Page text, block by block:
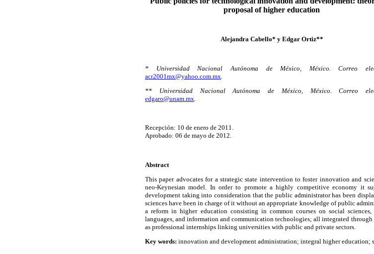
proposal of higher education
Alejandra Cabello* y Edgar Ortiz**
* Universidad Nacional Autónoma de México, México. Correo
acr2001mx@yahoo.com.mx
** Universidad Nacional Autónoma de México, México. Correo
edgaro@unam.mx
Recepción: 10 de enero de 2011.
Aprobado: 06 de mayo de 2012.
Abstract
This paper advocates for a strategic state intervention to foster innovation and
neo-Keynesian model. In order to promote a highly competitive economy it
development taking into consideration that the public administrator has been
sciences have been in charge of it without an appropriate knowledge of public
a reform in higher education consisting in common courses on social sciences,
languages, and information and communication technologies; all integrated
as professional internships linking universities with public and private sectors.
Key words: innovation and development administration; integral higher education;